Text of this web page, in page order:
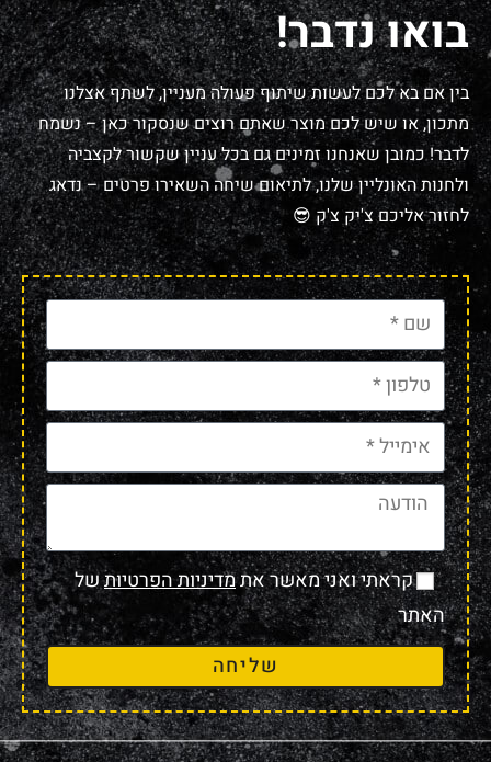
בואו נדבר!
בין אם בא לכם לעשות שיתוף פעולה מעניין, לשתף אצלנו
מתכון, או שיש לכם מוצר שאתם רוצים שנסקור כאן – נשמח
לדבר! כמובן שאנחנו זמינים גם בכל עניין שקשור לקצביה
ולחנות האונליין שלנו, לתיאום שיחה השאירו פרטים – נדאג
לחזור אליכם צ'יק צ'ק 😎
קראתי ואני מאשר אתמדיניות הפרטיותשל
האתר
שליחה